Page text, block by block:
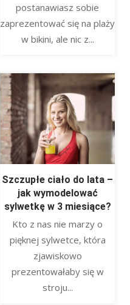
postanawiasz sobie
zaprezentować się na plaży
w bikini, ale nic z...
Szczupłe ciało do lata –
jak wymodelować
sylwetkę w 3 miesiące?
Kto z nas nie marzy o
pięknej sylwetce, która
zjawiskowo
prezentowałaby się w
stroju...